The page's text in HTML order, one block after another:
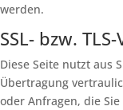
werden.
SSL- bzw.
Diese Seite nutzt aus
Übertragung
oder Anfragen, die